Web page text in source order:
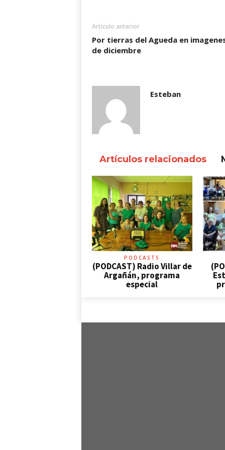
Artículo anterior
Por tierras del Agueda en
de diciembre
Esteban
Artículos relacionados
PODCASTS
(PODCAST) Radio Villar de
Argañán, programa
especial